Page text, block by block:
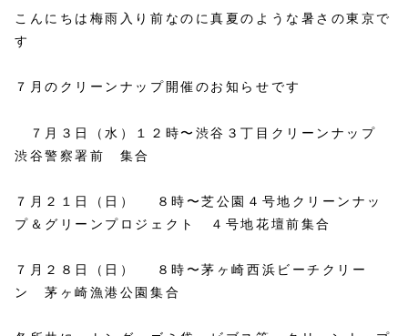
こんにちは梅雨入り前なのに真夏のような暑さの東京で
す
７月のクリーンナップ開催のお知らせです
７月３日（水）１２時〜渋谷３丁目クリーンナップ
渋谷警察署前 集合
７月２１日（日） ８時〜芝公園４号地クリーンナッ
プ＆グリーンプロジェクト ４号地花壇前集合
７月２８日（日） ８時〜茅ヶ崎西浜ビーチクリー
ン 茅ヶ崎漁港公園集合